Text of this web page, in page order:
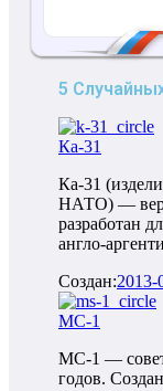
5
Ка-31
Ка-31
НАТО) —
разработан
англо-
Создан:2013-
МС-1
МС-1 —
годов.